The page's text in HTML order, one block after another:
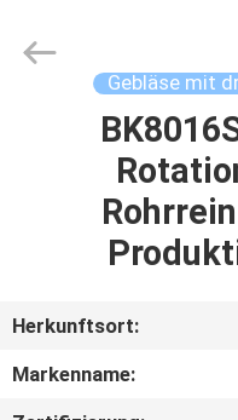
PRODUKTE
ÜBER
Machine
(Jiangsu)
Gebläse mit
Herkunftsort:
Markenname: